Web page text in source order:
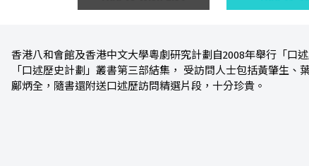
香港八和會館及香港中文大學粵劇研究計劃自2008年舉行「口
「口述歷史計劃」叢書第三部結集， 受訪問人士包括黃肇生
鄺炳全，隨書還附送口述歷訪問精選片段，十分珍貴。